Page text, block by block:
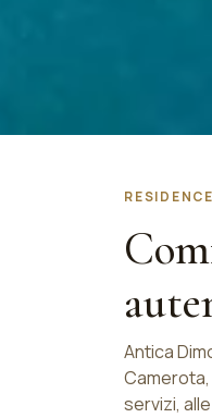
Antica
Camerota,
servizi,